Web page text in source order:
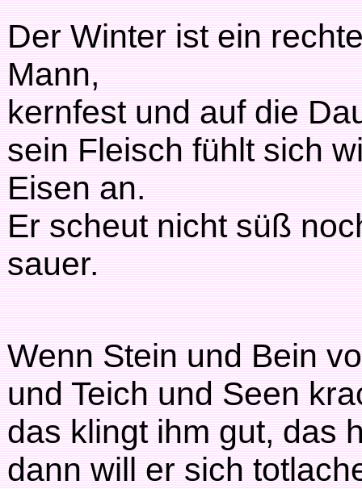
Der Winter ist ein
Mann,
kernfest und auf die
sein Fleisch fühlt sich
Eisen an.
Er scheut nicht süß
sauer.
Wenn Stein und Bein
und Teich und Seen
das klingt ihm gut, das
dann will er sich